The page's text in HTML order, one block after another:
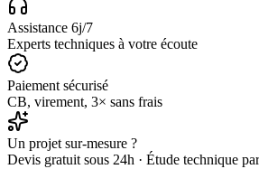
Assistance 6j/7
Experts techniques à votre écoute
Paiement sécurisé
CB, virement, 3× sans frais
Un projet sur-mesure ?
Devis gratuit sous 24h · Étude technique